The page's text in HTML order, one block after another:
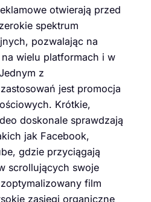
otwierają przed
spektrum
pozwalając na
wielu platformach i w
z
jest promocja
Krótkie,
doskonale sprawdzają
jak Facebook,
gdzie przyciągają
scrollujących swoje
film
zasięgi organiczne